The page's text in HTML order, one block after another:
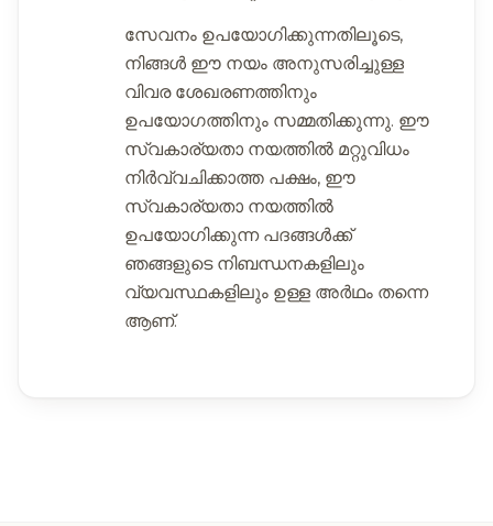
സേവനം ഉപയോഗിക്കുന്നതിലൂടെ,
നിങ്ങൾ ഈ നയം അനുസരിച്ചുള്ള
വിവര ശേഖരണത്തിനും
ഉപയോഗത്തിനും സമ്മതിക്കുന്നു. ഈ
സ്വകാര്യതാ നയത്തിൽ മറ്റുവിധം
നിർവ്വചിക്കാത്ത പക്ഷം, ഈ
സ്വകാര്യതാ നയത്തിൽ
ഉപയോഗിക്കുന്ന പദങ്ങൾക്ക്
ഞങ്ങളുടെ നിബന്ധനകളിലും
വ്യവസ്ഥകളിലും ഉള്ള അർഥം തന്നെ
ആണ്.